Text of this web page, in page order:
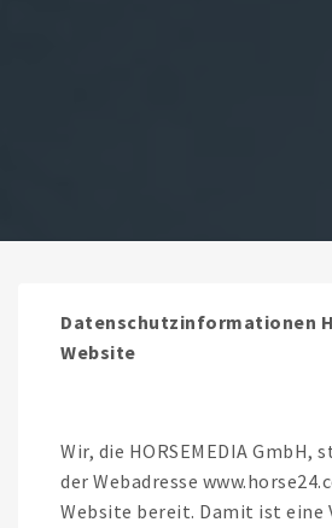
Datenschutzinformationen
Website
Wir, die HORSEMEDIA GmbH,
der Webadresse
Website bereit. Damit ist eine